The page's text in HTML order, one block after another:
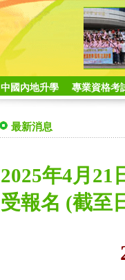
中國內地升學 專業資格考
最新消息
2025年4月21
受報名 (截至